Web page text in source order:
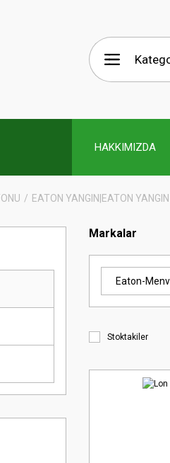
HAKKIMIZDA
EATON YANGIN|EATON YANGIN
Markalar
Eaton-
Stoktakiler